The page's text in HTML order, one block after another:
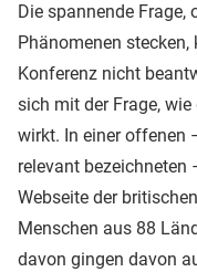
Die spannende
Phänomenen
Konferenz nicht
sich mit der Frage,
wirkt. In einer offenen
relevant bezeichneten
Webseite der
Menschen aus 88
davon gingen davon